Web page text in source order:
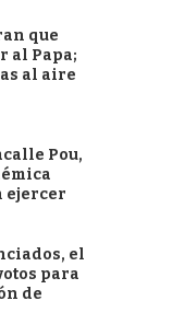
que
al Papa;
al aire
Pou,
ejercer
el
para
de